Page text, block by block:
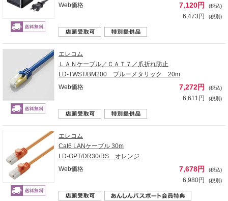
Web価格
7,120円 (税込)
6,473円 (税別)
エレコム
ＬＡＮケーブル／ＣＡＴ７／爪折れ防止
LD-TWST/BM200 ブルーメタリック 20m
Web価格
7,272円 (税込)
6,611円 (税別)
エレコム
Cat6 LANケーブル 30m
LD-GPT/DR30/RS オレンジ
Web価格
7,678円 (税込)
6,980円 (税別)